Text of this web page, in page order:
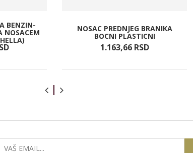
BENZIN-
NOSACEM NOSAC PREDNJEG BRANIKA
BOCNI PLASTICNI
1.163,66 RSD